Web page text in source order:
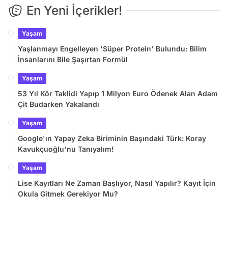
En Yeni İçerikler!
Yaşam
Yaşlanmayı Engelleyen 'Süper Protein' Bulundu: Bilim
İnsanlarını Bile Şaşırtan Formül
Yaşam
53 Yıl Kör Taklidi Yapıp 1 Milyon Euro Ödenek Alan Adam
Çit Budarken Yakalandı
Yaşam
Google'ın Yapay Zeka Biriminin Başındaki Türk: Koray
Kavukçuoğlu'nu Tanıyalım!
Yaşam
Lise Kayıtları Ne Zaman Başlıyor, Nasıl Yapılır? Kayıt İçin
Okula Gitmek Gerekiyor Mu?